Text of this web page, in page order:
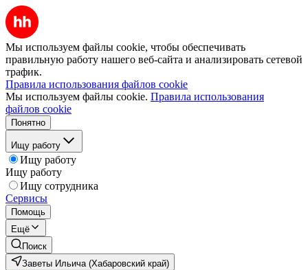
Мы используем файлы cookie, чтобы обеспечивать
правильную работу нашего веб-сайта и анализировать сетевой
трафик.
Правила использования файлов cookie
Мы используем файлы cookie. Правила использования
файлов cookie
Понятно
Ищу работу
Ищу работу
Ищу работу
Ищу сотрудника
Сервисы
Помощь
Ещё
Поиск
Заветы Ильича (Хабаровский край)